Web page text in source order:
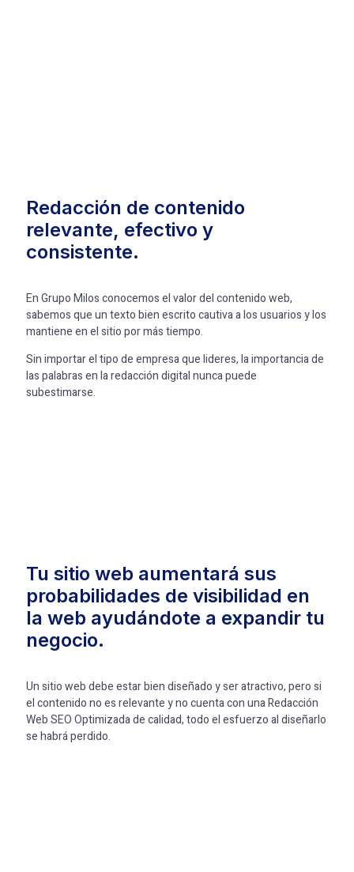
Redacción de contenido
relevante, efectivo y
consistente.
En Grupo Milos conocemos el valor del contenido web,
sabemos que un texto bien escrito cautiva a los usuarios y los
mantiene en el sitio por más tiempo.
Sin importar el tipo de empresa que lideres, la importancia de
las palabras en la redacción digital nunca puede
subestimarse.
Tu sitio web aumentará sus
probabilidades de visibilidad en
la web ayudándote a expandir tu
negocio.
Un sitio web debe estar bien diseñado y ser atractivo, pero si
el contenido no es relevante y no cuenta con una Redacción
Web SEO Optimizada de calidad, todo el esfuerzo al diseñarlo
se habrá perdido.